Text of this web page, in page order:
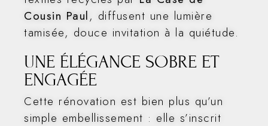
Cousin Paul, diffusent une lumière
tamisée, douce invitation à la quiétude.
UNE ÉLÉGANCE SOBRE ET
ENGAGÉE
Cette rénovation est bien plus qu’un
simple embellissement : elle s’inscrit